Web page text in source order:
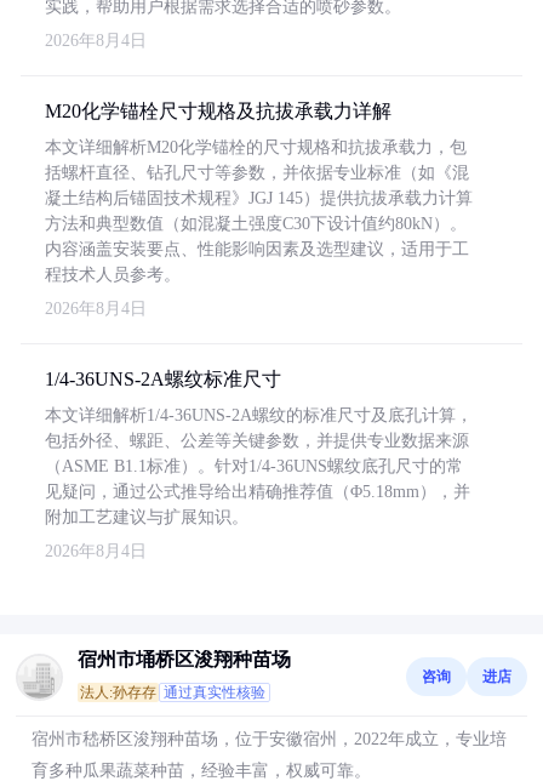
实践，帮助用户根据需求选择合适的喷砂参数。
2026年8月4日
M20化学锚栓尺寸规格及抗拔承载力详解
本文详细解析M20化学锚栓的尺寸规格和抗拔承载力，包
括螺杆直径、钻孔尺寸等参数，并依据专业标准（如《混
凝土结构后锚固技术规程》JGJ 145）提供抗拔承载力计算
方法和典型数值（如混凝土强度C30下设计值约80kN）。
内容涵盖安装要点、性能影响因素及选型建议，适用于工
程技术人员参考。
2026年8月4日
1/4-36UNS-2A螺纹标准尺寸
本文详细解析1/4-36UNS-2A螺纹的标准尺寸及底孔计算，
包括外径、螺距、公差等关键参数，并提供专业数据来源
（ASME B1.1标准）。针对1/4-36UNS螺纹底孔尺寸的常
见疑问，通过公式推导给出精确推荐值（Φ5.18mm），并
附加工艺建议与扩展知识。
2026年8月4日
宿州市埇桥区浚翔种苗场
法人:孙存存 通过真实性核验
咨询 进店
宿州市嵇桥区浚翔种苗场，位于安徽宿州，2022年成立，专业培
育多种瓜果蔬菜种苗，经验丰富，权威可靠。